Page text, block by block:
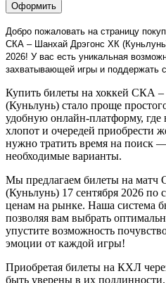
Оформить
Добро пожаловать на страницу
СКА – Шанхай Дрэгонс ХК
2026! У вас есть уникальная
захватывающей игры и поддержать
Купить билеты на хоккей СКА
(Куньлунь) стало проще
удобную онлайн-платформу,
хлопот и очередей приобрести
нужно тратить время на поиск
необходимые варианты.
Мы предлагаем билеты на
(Куньлунь) 17 сентября 2026
ценам на рынке. Наша система
позволяя вам выбрать
упустите возможность
эмоции от каждой игры!
Приобретая билеты на КХЛ
быть уверены в их